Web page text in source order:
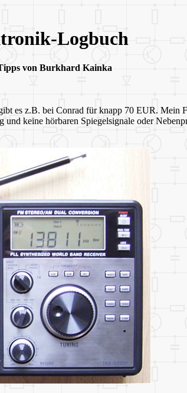
Logbuch
von Burkhard Kainka
es z.B. bei Conrad für knapp 70 EUR. Mein
keine hörbaren Spiegelsignale oder